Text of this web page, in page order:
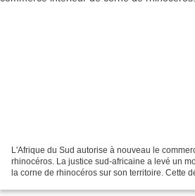
L'Afrique du Sud autorise à nouveau le
rhinocéros. La justice sud-africaine a levé un
la corne de rhinocéros sur son territoire. Cette